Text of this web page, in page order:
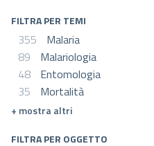
FILTRA PER TEMI
355
Malaria
89
Malariologia
48
Entomologia
35
Mortalità
mostra altri
FILTRA PER OGGETTO